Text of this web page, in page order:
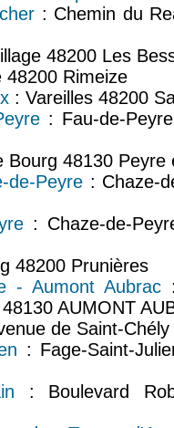
: Chemin du
48200 Les
48200 Rimeize
: Vareilles 48200
: Fau-de-
Bourg 48130 Peyre
de-Peyre : Chaze-
: Chaze-de-
48200 Prunières
- Aumont Aubrac
AUMONT
de Saint-
: Fage-Saint-
: Boulevard